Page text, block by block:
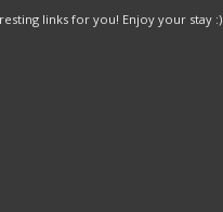
links for you! Enjoy your stay :)